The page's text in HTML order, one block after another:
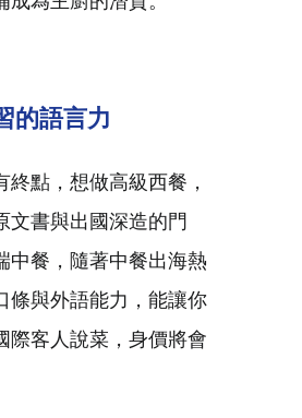
的語言力
終點，想做高級西餐，
文書與出國深造的門
中餐，隨著中餐出海熱
條與外語能力，能讓你
際客人說菜，身價將會